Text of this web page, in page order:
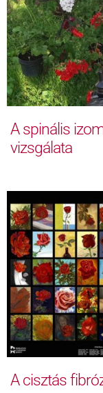
A spinális
vizsgálata
A cisztás